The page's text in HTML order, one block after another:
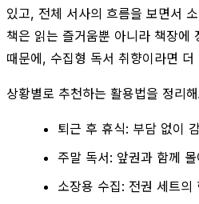
있고, 전체 서사의 흐름을 보면서
책은 읽는 즐거움뿐 아니라 책장에
때문에, 수집형 독서 취향이라면
상황별로 추천하는 활용법을 정리
퇴근 후 휴식: 부담 없이
주말 독서: 앞권과 함께
소장용 수집: 전권 세트의